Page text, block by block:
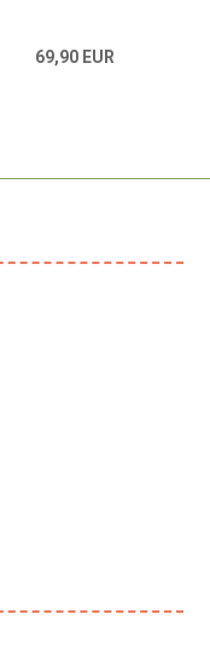
69,90 EUR